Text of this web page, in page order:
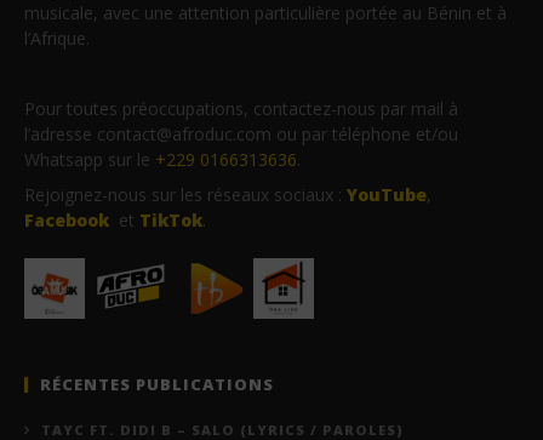
musicale, avec une attention particulière portée au Bénin et à
l’Afrique.
Pour toutes préoccupations, contactez-nous par mail à
l’adresse contact@afroduc.com ou par téléphone et/ou
Whatsapp sur le +229 0166313636.
Rejoignez-nous sur les réseaux sociaux : YouTube,
Facebook et TikTok.
RÉCENTES PUBLICATIONS
TAYC FT. DIDI B – SALO (LYRICS / PAROLES)